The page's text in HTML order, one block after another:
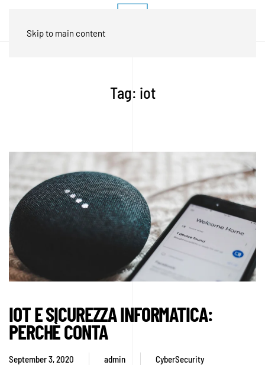
Skip to main content
Tag: iot
IOT E SICUREZZA INFORMATICA:
PERCHÈ CONTA
September 3, 2020 admin CyberSecurity